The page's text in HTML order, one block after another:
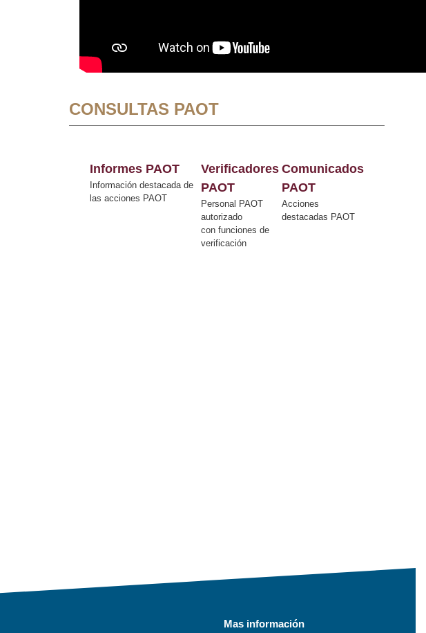
CONSULTAS PAOT
Informes PAOT
Información destacada de
las acciones PAOT
Verificadores
PAOT
Personal PAOT
autorizado
con funciones de
verificación
Comunicados
PAOT
Acciones
destacadas PAOT
Mas información